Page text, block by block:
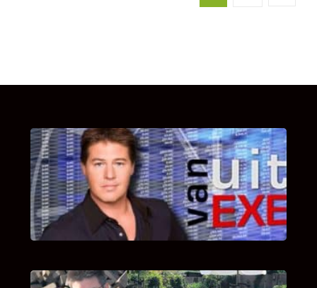
UITSTEL VAN EXECUTIE
Bekijk hier de fragmenten van de deelname
van Bricks and Stones aan dit programma.